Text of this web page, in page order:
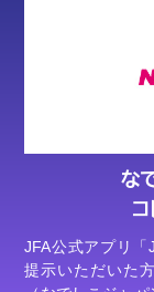
な
コ
JFA公式アプリ「
提示いただいた